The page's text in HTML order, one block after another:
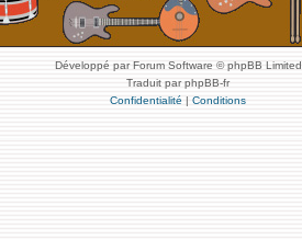
Développé par Forum Software © phpBB Limited
Traduit par phpBB-fr
Confidentialité | Conditions